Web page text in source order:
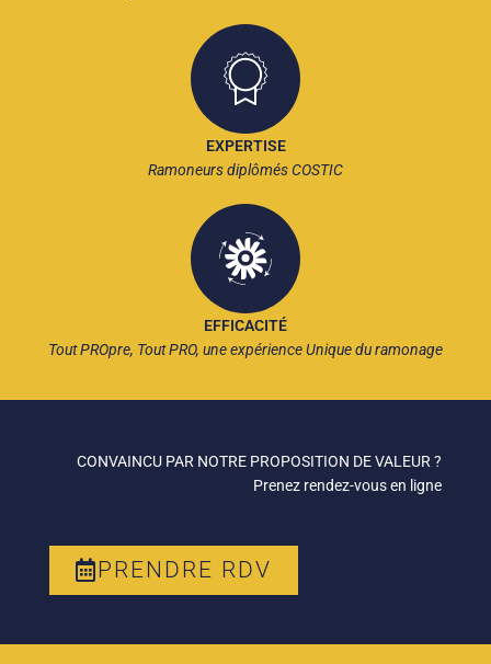
EXPERTISE
Ramoneurs diplômés COSTIC
EFFICACITÉ
Tout PROpre, Tout PRO, une expérience Unique du ramonage
CONVAINCU PAR NOTRE PROPOSITION DE VALEUR ?
Prenez rendez-vous en ligne
PRENDRE RDV